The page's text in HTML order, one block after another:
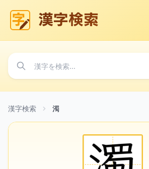
漢字検索
漢字検索 濁